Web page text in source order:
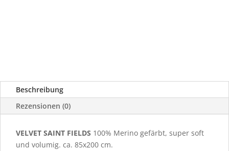
Beschreibung
Rezensionen (0)
VELVET SAINT FIELDS 100% Merino gefärbt, super soft
und volumig. ca. 85x200 cm.